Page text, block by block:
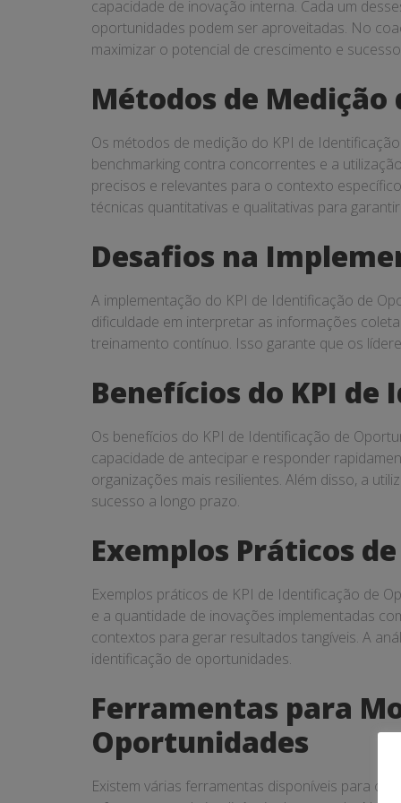
capacidade de inovação interna. Cada um
oportunidades podem ser aproveitadas. No
maximizar o potencial de crescimento e
Métodos de
Os métodos de medição do KPI de
benchmarking contra concorrentes e a
precisos e relevantes para o contexto
técnicas quantitativas e qualitativas para
Desafios na
A implementação do KPI de Identificação de
dificuldade em interpretar as informações
treinamento contínuo. Isso garante que os
Benefícios do KPI
Os benefícios do KPI de Identificação de
capacidade de antecipar e responder
organizações mais resilientes. Além disso, a
sucesso a longo prazo.
Exemplos Práticos
Exemplos práticos de KPI de Identificação de
e a quantidade de inovações implementadas
contextos para gerar resultados tangíveis. A
identificação de oportunidades.
Ferramentas para
Oportunidades
Existem várias ferramentas disponíveis para o